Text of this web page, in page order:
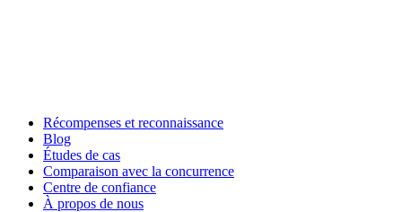
Récompenses et reconnaissance
Blog
Études de cas
Comparaison avec la concurrence
Centre de confiance
À propos de nous